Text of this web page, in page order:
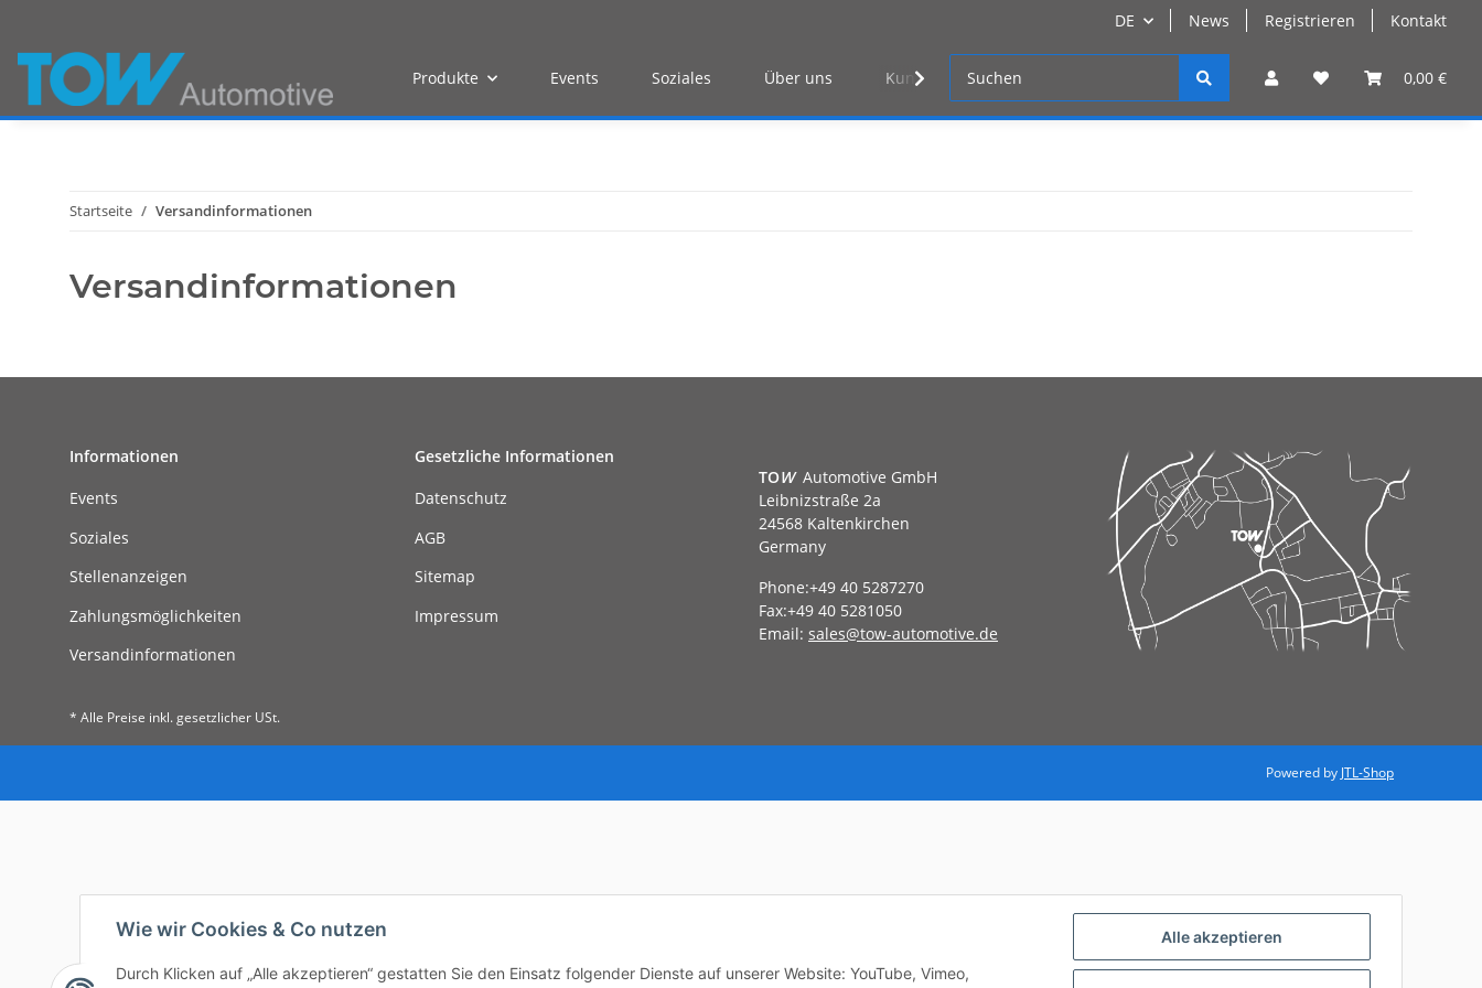
DE News Registrieren Kontakt
0,00 €
Produkte Events Soziales Über uns Kunden Log-in
Startseite Versandinformationen
Versandinformationen
Informationen
Events
Soziales
Stellenanzeigen
Zahlungsmöglichkeiten
Versandinformationen
Gesetzliche Informationen
Datenschutz
AGB
Sitemap
Impressum
TOW Automotive GmbH
Leibnizstraße 2a
24568 Kaltenkirchen
Germany
Phone:+49 40 5287270
Fax:+49 40 5281050
Email: sales@tow-automotive.de
* Alle Preise inkl. gesetzlicher USt.
Powered by JTL-Shop
Wie wir Cookies & Co nutzen
Durch Klicken auf „Alle akzeptieren“ gestatten Sie den Einsatz folgender Dienste auf unserer Website: YouTube, Vimeo,
Alle akzeptieren